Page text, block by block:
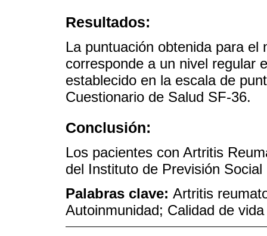
Resultados:
La puntuación obtenida para
corresponde a un nivel regular
establecido en la escala de
Cuestionario de Salud SF-36.
Conclusión:
Los pacientes con Artritis
del Instituto de Previsión
Palabras clave: Artritis
Autoinmunidad; Calidad de vida